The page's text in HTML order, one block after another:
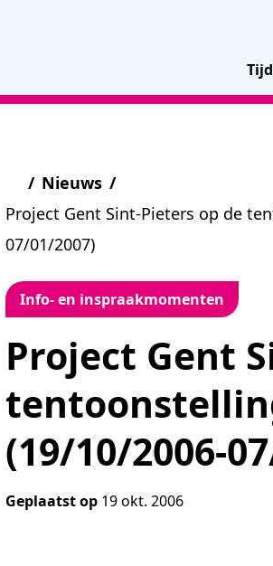
/ Nieuws /
Project Gent Sint-Pieters op de
07/01/2007)
Info- en inspraakmomenten
Project Gent
(19/10/2006-
Geplaatst op 19 okt. 2006